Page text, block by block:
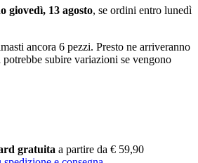
giovedì, 13 agosto, se ordini entro lunedì
ancora 6 pezzi. Presto ne arriveranno
subire variazioni se vengono
gratuita a partire da € 59,90